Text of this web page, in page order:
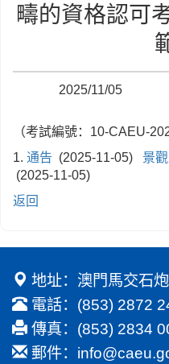
疇的資格認可
2025/11/05
（考試編號：10-CAEU-
1. 通告 (2025-11-05) 景
(2025-11-05)
返回
地址：澳門馬交石
電話：(853) 2872
傳真：(853) 2834
郵件：